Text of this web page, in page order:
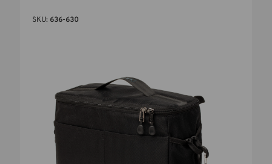
SKU: 636-630